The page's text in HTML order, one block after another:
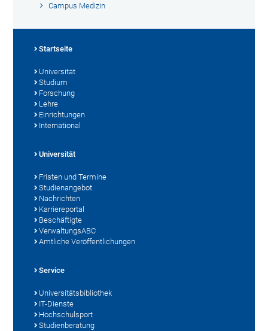
Campus Medizin
Startseite
Universität
Studium
Forschung
Lehre
Einrichtungen
International
Universität
Fristen und Termine
Studienangebot
Nachrichten
Karriereportal
Beschäftigte
VerwaltungsABC
Amtliche Veröffentlichungen
Service
Universitätsbibliothek
IT-Dienste
Hochschulsport
Studienberatung